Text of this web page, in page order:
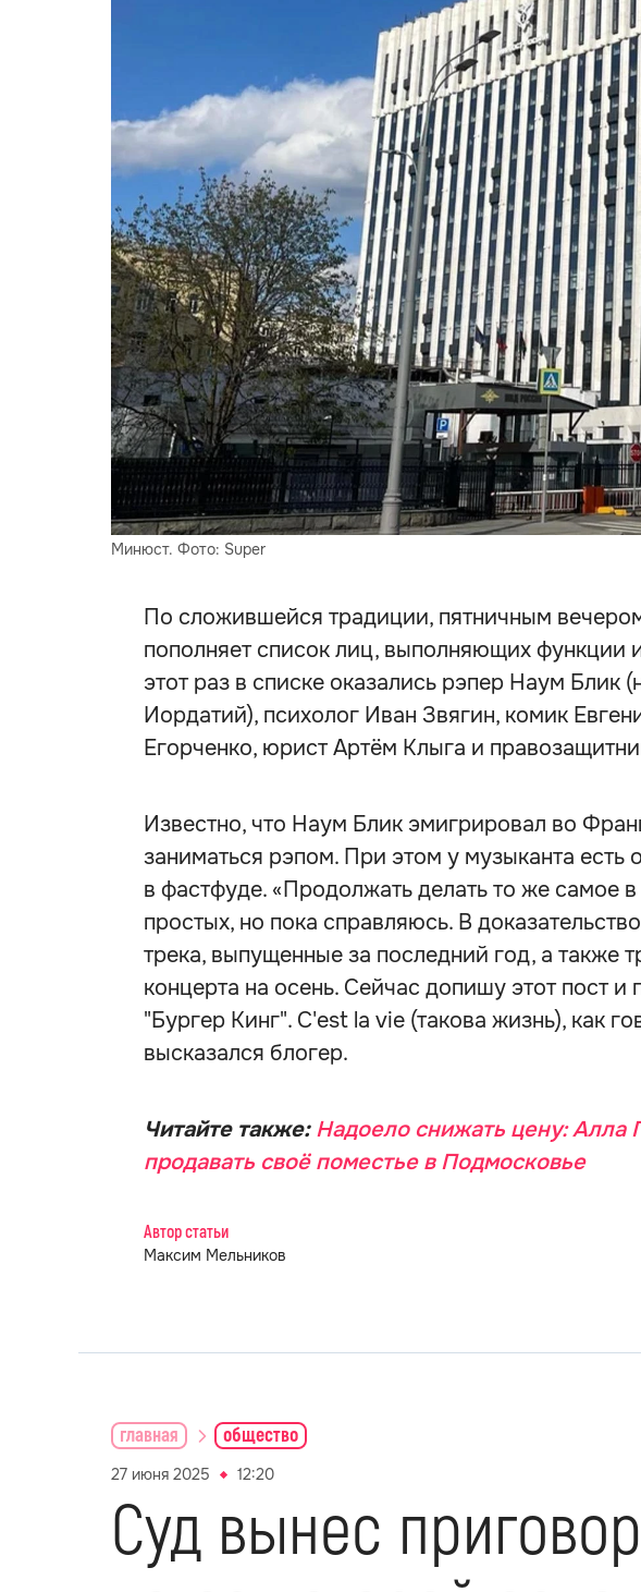
Минюст. Фото: Super
По сложившейся традиции, пятничным
пополняет список лиц, выполняющих функции
этот раз в списке оказались рэпер Наум
Иордатий), психолог Иван Звягин, комик
Егорченко, юрист Артём Клыга и
Известно, что Наум Блик эмигрировал во
заниматься рэпом. При этом у музыканта есть
в фастфуде. «Продолжать делать то же самое
простых, но пока справляюсь. В
трека, выпущенные за последний год, а также
концерта на осень. Сейчас допишу этот пост и
"Бургер Кинг". C'est la vie (такова жизнь), как
высказался блогер.
Читайте также: Надоело снижать цену: Алла
продавать своё поместье в Подмосковье
Автор статьи
Максим Мельников
главная общество
27 июня 2025 12:20
Суд вынес